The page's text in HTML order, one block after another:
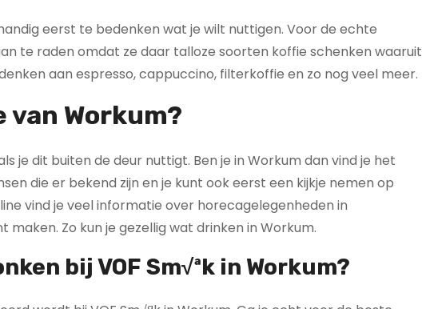
eerst te bedenken wat je wilt nuttigen. Voor de echte
te raden omdat ze daar talloze soorten koffie schenken waaruit
aan espresso, cappuccino, filterkoffie en zo nog veel meer.
van Workum?
je dit buiten de deur nuttigt. Ben je in Workum dan vind je het
die er bekend zijn en je kunt ook eerst een kijkje nemen op
vind je veel informatie over horecagelegenheden in
Zo kun je gezellig wat drinken in Workum.
bij VOF Sm√ªk in Workum?